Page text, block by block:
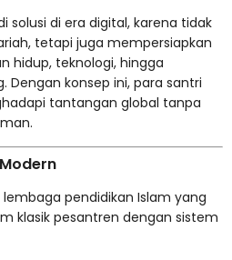
solusi di era digital, karena tidak
tetapi juga mempersiapkan
hidup, teknologi, hingga
Dengan konsep ini, para santri
tantangan global tanpa
pendidikan Islam yang
klasik pesantren dengan sistem